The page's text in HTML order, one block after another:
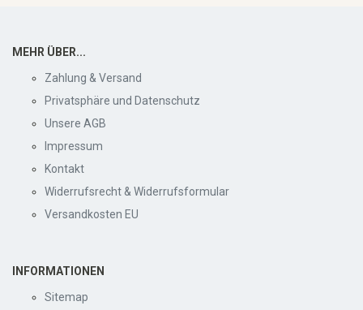
MEHR ÜBER...
Zahlung & Versand
Privatsphäre und Datenschutz
Unsere AGB
Impressum
Kontakt
Widerrufsrecht & Widerrufsformular
Versandkosten EU
INFORMATIONEN
Sitemap